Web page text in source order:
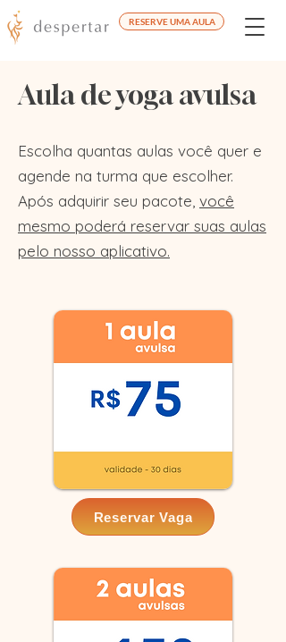
RESERVE UMA AULA
Aula de yoga avulsa
Escolha quantas aulas você quer e
agende na turma que escolher.
Após adquirir seu pacote, você
mesmo poderá reservar suas aulas
pelo nosso aplicativo.
Reservar Vaga